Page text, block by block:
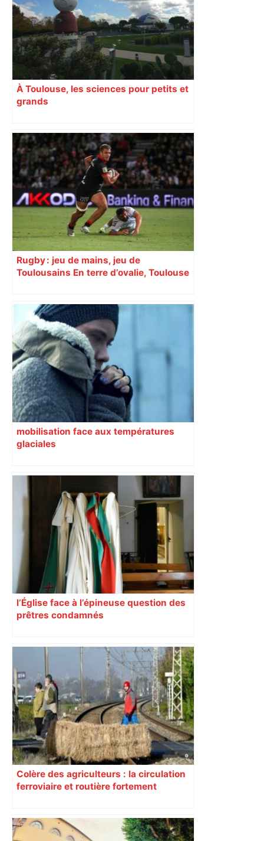
À Toulouse, les sciences pour petits et
grands
Rugby : jeu de mains, jeu de
Toulousains En terre d’ovalie, Toulouse
revendiquant surtout son art du jeu en
mouvement, vif et spectaculaire.
Décryptage. Série (4 / 10)
mobilisation face aux températures
glaciales
l’Église face à l’épineuse question des
prêtres condamnés
Colère des agriculteurs : la circulation
ferroviaire et routière fortement